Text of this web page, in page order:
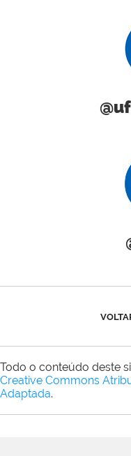
Todo o conteúdo deste
Creative Commons
Adaptada.